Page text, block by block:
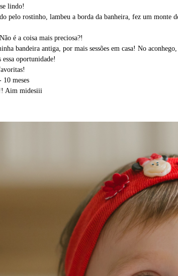
lindo!
pelo rostinho, lambeu a borda da banheira, fez um monte
é a coisa mais preciosa?!
bandeira antiga, por mais sessões em casa! No
oportunidade!
10 meses
Aim midesiii